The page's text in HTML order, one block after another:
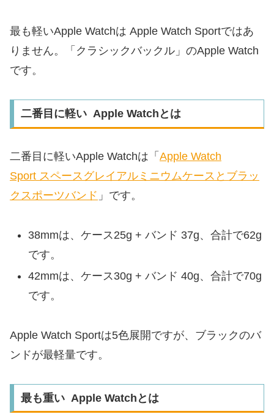
最も軽いApple Watchは Apple Watch Sportではあ
りません。「クラシックバックル」のApple Watch
です。
二番目に軽い Apple Watchとは
二番目に軽いApple Watchは「 Apple Watch
Sport スペースグレイアルミニウムケースとブラッ
クスポーツバンド 」です。
38mmは、ケース25g + バンド 37g、合計で62g
です。
42mmは、ケース30g + バンド 40g、合計で70g
です。
Apple Watch Sportは5色展開ですが、ブラックのバ
ンドが最軽量です。
最も重い Apple Watchとは